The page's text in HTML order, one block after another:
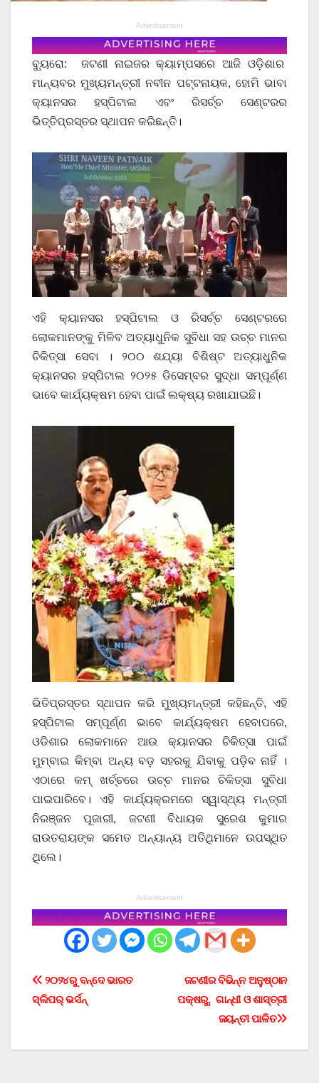
Advertisement
ବ୍ୟୁରୋ: ଜଟଣୀ ନାଇଜର କ୍ୟାମ୍ପସରେ ଆଜି ଓଡ଼ିଶାର
ମାନ୍ୟବର ମୁଖ୍ୟମନ୍ତ୍ରୀ ନବୀନ ପଟ୍ଟନାୟକ, ହୋମି ଭାବା
କ୍ୟାନସର ହସ୍ପିଟାଲ ଏବଂ ରିସର୍ଚ୍ଚ ସେଣ୍ଟରର
ଭିତ୍ତିପ୍ରସ୍ତର ସ୍ଥାପନ କରିଛନ୍ତି।
ଏହି କ୍ୟାନସର ହସ୍ପିଟାଲ ଓ ରିସର୍ଚ୍ଚ ସେଣ୍ଟରରେ
ଲୋକମାନଙ୍କୁ ମିଳିବ ଅତ୍ୟାଧୁନିକ ସୁବିଧା ସହ ଉଚ୍ଚ ମାନର
ଚିକିତ୍ସା ସେବା । ୨୦୦ ଶଯ୍ୟା ବିଶିଷ୍ଟ ଅତ୍ୟାଧୁନିକ
କ୍ୟାନସର ହସ୍ପିଟାଲ ୨୦୨୫ ଡିସେମ୍ବର ସୁଦ୍ଧା ସମ୍ପୂର୍ଣ୍ଣ
ଭାବେ କାର୍ଯ୍ୟକ୍ଷମ ହେବା ପାଇଁ ଲକ୍ଷ୍ୟ ରଖାଯାଇଛି।
ଭିତିପ୍ରସ୍ତର ସ୍ଥାପନ କରି ମୁଖ୍ୟମନ୍ତ୍ରୀ କହିଛନ୍ତି, ଏହି
ହସ୍ପିଟାଲ ସମ୍ପୂର୍ଣ୍ଣ ଭାବେ କାର୍ଯ୍ୟକ୍ଷମ ହେବାପରେ,
ଓଡିଶାର ଲୋକମାନେ ଆଉ କ୍ୟାନସର ଚିକିତ୍ସା ପାଇଁ
ମୁମ୍ବାଇ କିମ୍ବା ଅନ୍ୟ ବଡ଼ ସହରକୁ ଯିବାକୁ ପଡ଼ିବ ନାହିଁ ।
ଏଠାରେ କମ୍ ଖର୍ଚ୍ଚରେ ଉଚ୍ଚ ମାନର ଚିକିତ୍ସା ସୁବିଧା
ପାଇପାରିବେ। ଏହି କାର୍ଯ୍ୟକ୍ରମରେ ସ୍ୱାସ୍ଥ୍ୟ ମନ୍ତ୍ରୀ
ନିରଞ୍ଜନ ପୂଜାରୀ, ଜଟଣୀ ବିଧାୟକ ସୁରେଶ କୁମାର
ରାଉତରାୟଙ୍କ ସମେତ ଅନ୍ୟାନ୍ୟ ଅତିଥିମାନେ ଉପସ୍ଥିତ
ଥିଲେ।
Advertisement
Post
navigation
ଜଟଣୀର ବିଭିନ୍ନ ଅନୁଷ୍ଠାନ
ପକ୍ଷରୁ, ଗାନ୍ଧୀ ଓ ଶାସ୍ତ୍ରୀ
ଜୟନ୍ତୀ ପାଳିତ
୨୦୨୪ରୁ ବନ୍ଦେ ଭାରତ
ସ୍ଲିପର୍ ଭର୍ସନ୍